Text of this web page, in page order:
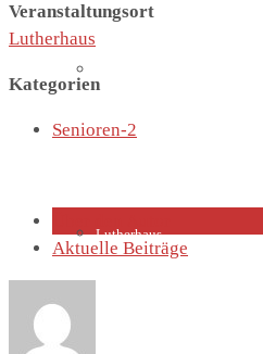
Lutherhaus
Veranstaltungsort
Lutherhaus
Kategorien
Senioren-2
Aktuelle Beiträge